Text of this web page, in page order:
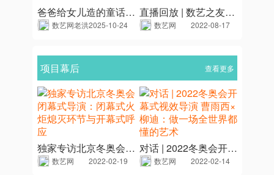
爸爸给女儿造的童话，不该输给 “只能有一种美” 的规矩
数艺网老洪2025-10-24
直播回放 | 数艺之友“云”沙龙---数艺选品专场（第一场汇总）
数艺网 2022-08-17
项目幕后 查看更多
独家专访北京冬奥会闭幕式导演：闭幕式火炬熄灭环节与开幕式呼应
数艺网 2022-02-19
对话 | 2022冬奥会开幕式视效导演 曹雨西×柳迪：做一场全世界都懂的艺术
数艺网 2022-02-14